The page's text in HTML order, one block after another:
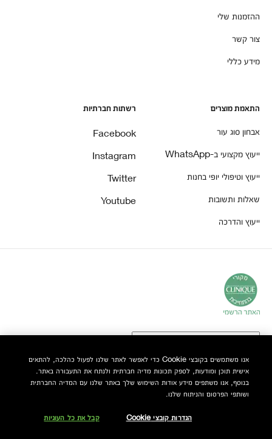
ההזמנות שלי
צור קשר
מידע כללי
התאמת מוצרים
אבחון סוג עור
ייעוץ מקצועי ב-WhatsApp
ייעוץ וטיפולי יופי בחנות
שאלות ותשובות
ייעוץ והדרכה
רשתות חברתיות
Facebook
Instagram
Twitter
Youtube
אנו משתמשים בקובצי Cookie כדי לאפשר לאתר שלנו לפעול כהלכה, להתאים
אישית תוכן ומודעות, לספק תכונות מדיה חברתית ולנתח את התעבורה באתר.
בנוסף, אנו משתפים מידע אודות השימוש שלך באתר שלנו עם המדיה החברתית
ושותפי הפרסום והניתוח שלנו.
הגדרות קובצי Cookie קבל את כל העוגיות